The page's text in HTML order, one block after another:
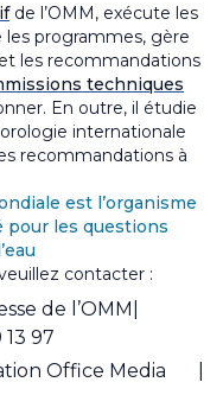
de l’OMM, exécute les
les programmes, gère
les recommandations
techniques
En outre, il étudie
internationale
recommandations à
est l’organisme
pour les questions
contacter :
de l’OMM
13 97
Office Media